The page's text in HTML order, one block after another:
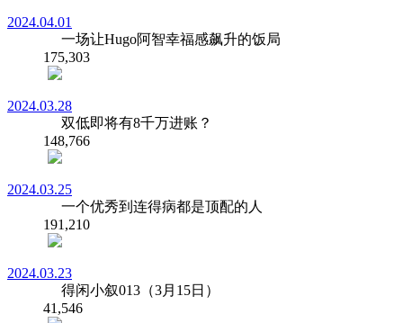
2024.04.01
一场让Hugo阿智幸福感飙升的饭局
175,303
2024.03.28
双低即将有8千万进账？
148,766
2024.03.25
一个优秀到连得病都是顶配的人
191,210
2024.03.23
得闲小叙013（3月15日）
41,546